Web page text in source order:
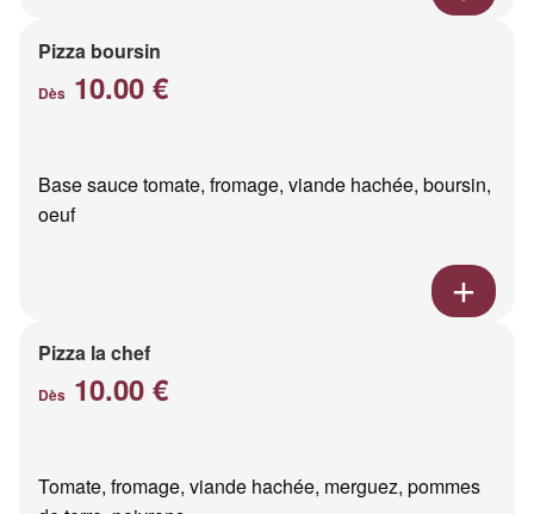
Pizza boursin
Dès 10.00 €
Base sauce tomate, fromage, viande hachée, boursin,
oeuf
Pizza la chef
Dès 10.00 €
Tomate, fromage, viande hachée, merguez, pommes